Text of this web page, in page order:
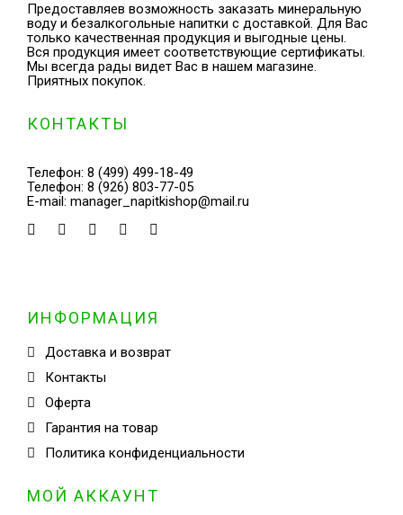
Предоставляев возможность заказать минеральную
воду и безалкогольные напитки с доставкой. Для Вас
только качественная продукция и выгодные цены.
Вся продукция имеет соответствующие сертификаты.
Мы всегда рады видет Вас в нашем магазине.
Приятных покупок.
КОНТАКТЫ
Телефон: 8 (499) 499-18-49
Телефон: 8 (926) 803-77-05
E-mail: manager_napitkishop@mail.ru
ИНФОРМАЦИЯ
Доставка и возврат
Контакты
Оферта
Гарантия на товар
Политика конфиденциальности
МОЙ АККАУНТ